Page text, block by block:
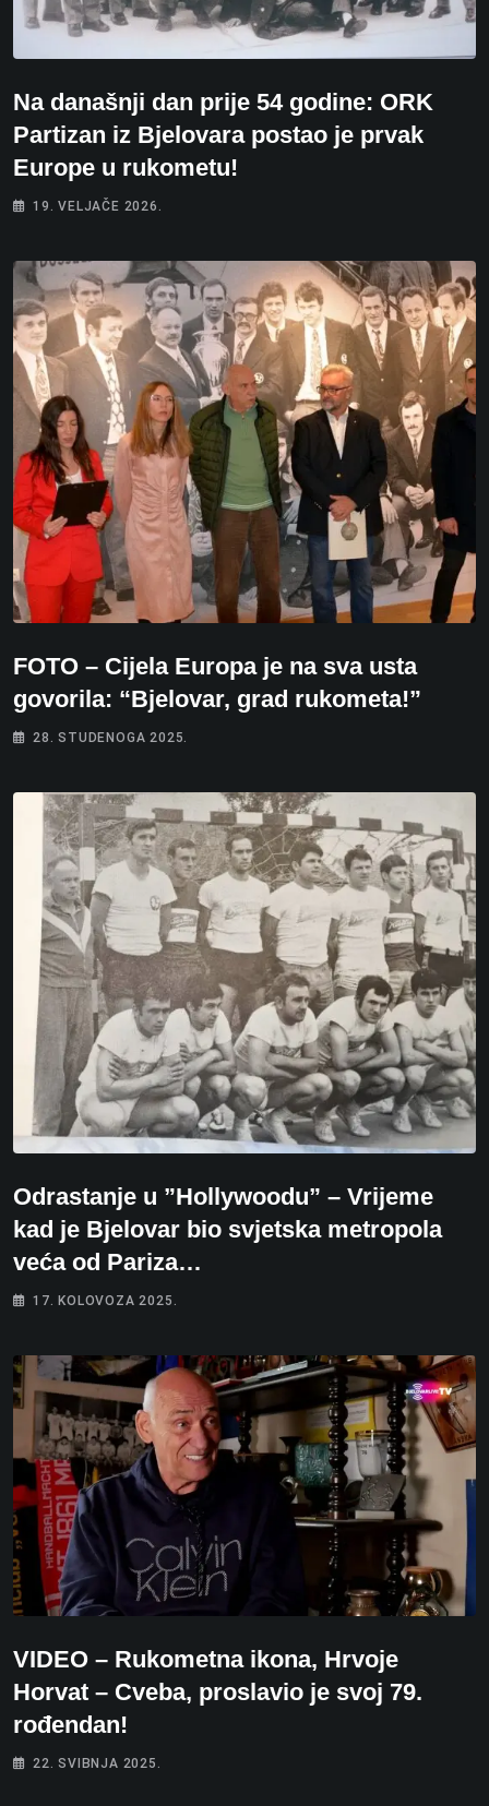
Na današnji dan prije 54 godine: ORK
Partizan iz Bjelovara postao je prvak
Europe u rukometu!
19. VELJAČE 2026.
FOTO – Cijela Europa je na sva usta
govorila: “Bjelovar, grad rukometa!”
28. STUDENOGA 2025.
Odrastanje u ”Hollywoodu” – Vrijeme
kad je Bjelovar bio svjetska metropola
veća od Pariza…
17. KOLOVOZA 2025.
VIDEO – Rukometna ikona, Hrvoje
Horvat – Cveba, proslavio je svoj 79.
rođendan!
22. SVIBNJA 2025.